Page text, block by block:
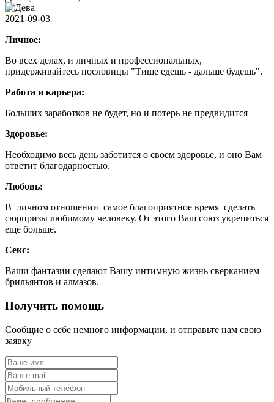
2021-09-03
Личное:
Во всех делах, и личных и профессиональных,
придерживайтесь пословицы "Тише едешь - дальше будешь".
Работа и карьера:
Больших заработков не будет, но и потерь не предвидится
Здоровье:
Необходимо весь день заботится о своем здоровье, и оно Вам
ответит благодарностью.
Любовь:
В личном отношении самое благоприятное время сделать
сюрпризы любимому человеку. От этого Ваш союз укрепиться
еще больше.
Секс:
Ваши фантазии сделают Вашу интимную жизнь сверканием
брильянтов и алмазов.
Получить помощь
Сообщие о себе немного информации, и отправьте нам свою
заявку